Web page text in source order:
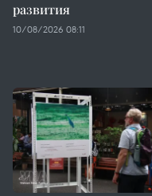
развития
10/08/2026 08:11